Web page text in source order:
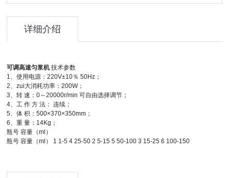
详细介绍
可调高速匀浆机 技术参数
1、使用电源：220V±10％ 50Hz；
2、zui大消耗功率：200W；
3、转 速：0～20000r/min 可自由选择调节；
4、工 作 方 法： 连续；
5、体 积：500×370×350mm；
6、重 量：14Kg；
瓶号 容量（ml）
瓶号 容量（ml） 1 1-5 4 25-50 2 5-15 5 50-100 3 15-25 6 100-150